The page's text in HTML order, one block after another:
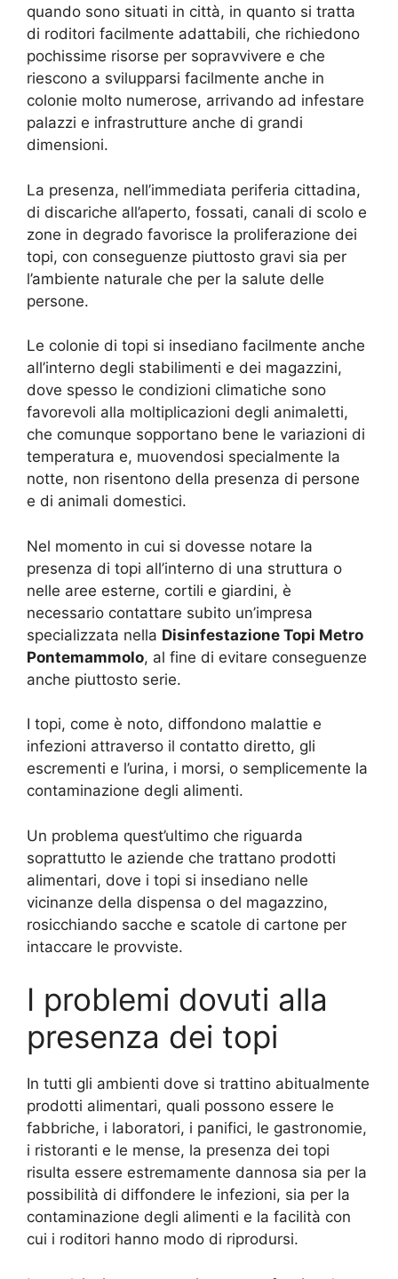
quando sono situati in città, in quanto si tratta
di roditori facilmente adattabili, che richiedono
pochissime risorse per sopravvivere e che
riescono a svilupparsi facilmente anche in
colonie molto numerose, arrivando ad infestare
palazzi e infrastrutture anche di grandi
dimensioni.
La presenza, nell’immediata periferia cittadina,
di discariche all’aperto, fossati, canali di scolo e
zone in degrado favorisce la proliferazione dei
topi, con conseguenze piuttosto gravi sia per
l’ambiente naturale che per la salute delle
persone.
Le colonie di topi si insediano facilmente anche
all’interno degli stabilimenti e dei magazzini,
dove spesso le condizioni climatiche sono
favorevoli alla moltiplicazioni degli animaletti,
che comunque sopportano bene le variazioni di
temperatura e, muovendosi specialmente la
notte, non risentono della presenza di persone
e di animali domestici.
Nel momento in cui si dovesse notare la
presenza di topi all’interno di una struttura o
nelle aree esterne, cortili e giardini, è
necessario contattare subito un’impresa
specializzata nella Disinfestazione Topi Metro
Pontemammolo, al fine di evitare conseguenze
anche piuttosto serie.
I topi, come è noto, diffondono malattie e
infezioni attraverso il contatto diretto, gli
escrementi e l’urina, i morsi, o semplicemente la
contaminazione degli alimenti.
Un problema quest’ultimo che riguarda
soprattutto le aziende che trattano prodotti
alimentari, dove i topi si insediano nelle
vicinanze della dispensa o del magazzino,
rosicchiando sacche e scatole di cartone per
intaccare le provviste.
I problemi dovuti alla
presenza dei topi
In tutti gli ambienti dove si trattino abitualmente
prodotti alimentari, quali possono essere le
fabbriche, i laboratori, i panifici, le gastronomie,
i ristoranti e le mense, la presenza dei topi
risulta essere estremamente dannosa sia per la
possibilità di diffondere le infezioni, sia per la
contaminazione degli alimenti e la facilità con
cui i roditori hanno modo di riprodursi.